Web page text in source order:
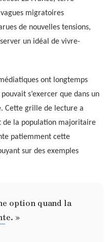
migratoires
de nouvelles tensions,
un idéal de vivre-
ont longtemps
s’exercer que dans un
Cette grille de lecture a
de la population majoritaire
patiemment cette
sur des exemples
option quand la
»